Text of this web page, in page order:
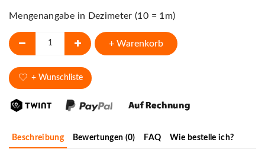
Mengenangabe in Dezimeter (10 = 1m)
+ Warenkorb
+ Wunschliste
Beschreibung Bewertungen (0) FAQ Wie bestelle ich?